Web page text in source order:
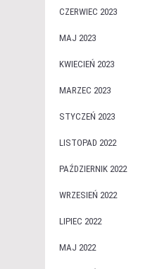
CZERWIEC 2023
MAJ 2023
KWIECIEŃ 2023
MARZEC 2023
STYCZEŃ 2023
LISTOPAD 2022
PAŹDZIERNIK 2022
WRZESIEŃ 2022
LIPIEC 2022
MAJ 2022